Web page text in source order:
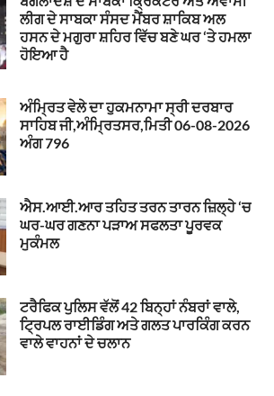
ਲੀਗ ਦੇ ਸਾਬਕਾ ਸੰਸਦ ਮੈਂਬਰ ਸ਼ਾਕਿਬ ਅਲ
ਹਸਨ ਦੇ ਮਗੁਰਾ ਸ਼ਹਿਰ ਵਿੱਚ ਬਣੇ ਘਰ ‘ਤੇ ਹਮਲਾ
ਹੋਇਆ ਹੈ
ਅੰਮ੍ਰਿਤ ਵੇਲੇ ਦਾ ਹੁਕਮਨਾਮਾ ਸ੍ਰੀ ਦਰਬਾਰ
ਸਾਹਿਬ ਜੀ,ਅੰਮ੍ਰਿਤਸਰ,ਮਿਤੀ 06-08-2026
ਅੰਗ 796
ਐਸ.ਆਈ.ਆਰ ਤਹਿਤ ਤਰਨ ਤਾਰਨ ਜ਼ਿਲ੍ਹੇ ‘ਚ
ਘਰ-ਘਰ ਗਣਨਾ ਪੜਾਅ ਸਫਲਤਾ ਪੂਰਵਕ
ਮੁਕੰਮਲ
ਟਰੈਫਿਕ ਪੁਲਿਸ ਵੱਲੋਂ 42 ਬਿਨ੍ਹਾਂ ਨੰਬਰਾਂ ਵਾਲੇ,
ਟ੍ਰਿਪਲ ਰਾਈਡਿੰਗ ਅਤੇ ਗਲਤ ਪਾਰਕਿੰਗ ਕਰਨ
ਵਾਲੇ ਵਾਹਨਾਂ ਦੇ ਚਲਾਨ